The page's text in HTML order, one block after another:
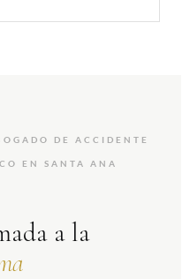
DE ACCIDENTE
EN SANTA ANA
a la